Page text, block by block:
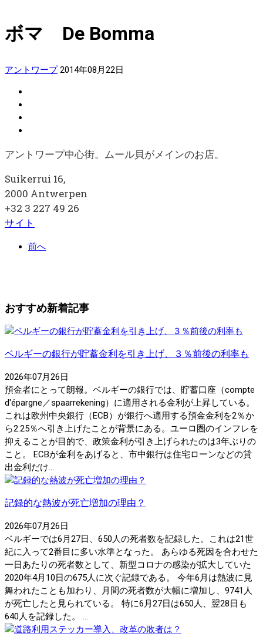
ボマ De Bomma
アントワープ 2014年08月22日
アントワープ中心街。ムール貝がメインのお店。
Suikerrui 16,
2000 Antwerpen
+32 3 227 49 26
サイト
前へ
おすすめ新着記事
ベルギーの銀行が貯蓄金利を引き上げ、３％前後の利率も
2026年07月26日
預金者にとって朗報。ベルギーの銀行では、貯蓄口座（compte
d'épargne／spaarrekening）に適用される金利が上昇している。
これは欧州中央銀行（ECB）が銀行へ適用する預金金利を2％か
ら2.25％へ引き上げたことが背景にある。ユーロ圏のインフレを
抑えることが目的で、政策金利が引き上げられたのは3年ぶりの
こと。 ECBが金利をあげると、市中銀行は住宅ローンなどの貸
出金利だけ...
記録的な熱波が死亡増加の理由？
2026年07月26日
ベルギーでは6月27日、650人の死者数を記録した。これは21世
紀に入って2番目に多い水準となった。 あらゆる死因を合わせた
一日あたりの死者数として、新型コロナの感染が拡大していた
2020年4月10日の675人に次ぐ記録である。 今年6月は熱波に見
舞われたことも加わり、月間の死者数が大幅に増加し、9741人
が死亡したと見られている。 特に6月27日は650人、翌28日も
640人を記録した。 ...